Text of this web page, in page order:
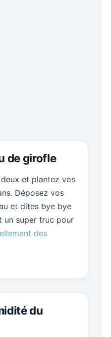
de girofle
et plantez vos
Déposez vos
et dites bye bye
un super truc pour
des
du